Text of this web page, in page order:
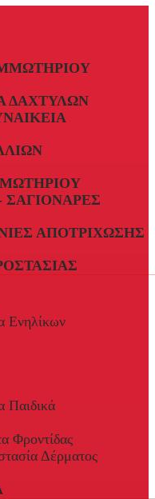
ΔΑΧΤΎΛΩΝ
ΑΠΟΤΡΊΧΩΣΗΣ
Ενηλίκων
Παιδικά
Φροντίδας
Δέρματος